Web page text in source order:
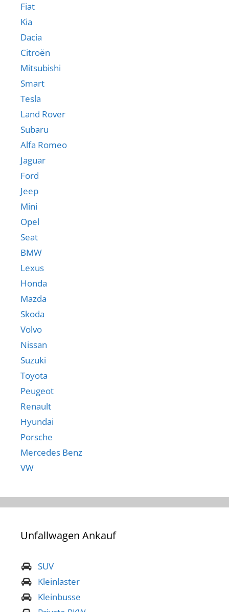
Fiat
Kia
Dacia
Citroën
Mitsubishi
Smart
Tesla
Land Rover
Subaru
Alfa Romeo
Jaguar
Ford
Jeep
Mini
Opel
Seat
BMW
Lexus
Honda
Mazda
Skoda
Volvo
Nissan
Suzuki
Toyota
Peugeot
Renault
Hyundai
Porsche
Mercedes Benz
VW
Unfallwagen Ankauf
SUV
Kleinlaster
Kleinbusse